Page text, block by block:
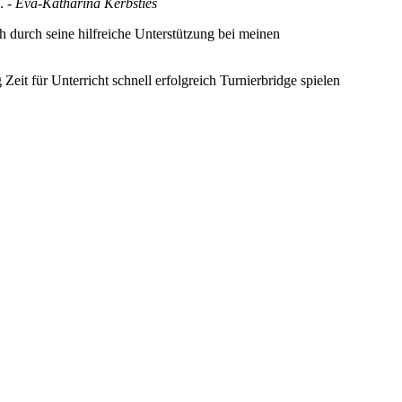
durch seine hilfreiche Unterstützung bei meinen
für Unterricht schnell erfolgreich Turnierbridge spielen